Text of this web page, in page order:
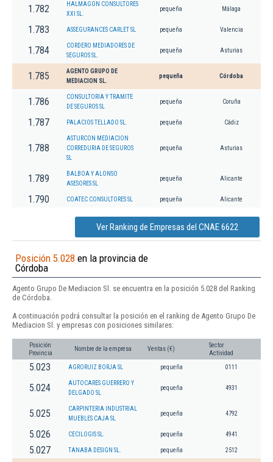
1.782
HALMAGON CONSULTORES
XXI SL.
pequeña Málaga
1.783 ASSEGURANCES CARLET SL pequeña Valencia
1.784
CORDERO MEDIADORES DE
SEGUROS SL.
pequeña Asturias
1.785
AGENTO GRUPO DE
MEDIACION SL.
pequeña Córdoba
1.786
CONSULTORIA Y TRAMITE
DE SEGUROS SL
pequeña Coruña
1.787 PALACIOS TELLADO SL. pequeña Cádiz
1.788
ASTURCON MEDIACION
CORREDURIA DE SEGUROS
SL
pequeña Asturias
1.789
BALBOA Y ALONSO
ASESORES SL
pequeña Alicante
1.790 COATEC CONSULTORES SL pequeña Alicante
Ver Ranking de Empresas del CNAE 6622
Posición 5.028 en la provincia de
Córdoba
Agento Grupo De Mediacion Sl. se encuentra en la posición 5.028 del Ranking
de Córdoba.
A continuación podrá consultar la posición en el ranking de Agento Grupo De
Mediacion Sl. y empresas con posiciones similares:
Posición
Provincia
Nombre de la empresa Ventas (€)
Sector
Actividad
5.023 AGRORUIZ BORJA SL pequeña 0111
5.024
AUTOCARES GUERRERO Y
DELGADO SL
pequeña 4931
5.025
CARPINTERIA INDUSTRIAL
MUEBLES CAJA SL
pequeña 4792
5.026 CECILOGIS SL. pequeña 4941
5.027 TANABA DESIGN SL. pequeña 2512